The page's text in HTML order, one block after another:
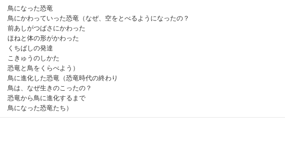
鳥になった恐竜
鳥にかわっていった恐竜（なぜ、空をとべるようになったの？
前あしがつばさにかわった
ほねと体の形がかわった
くちばしの発達
こきゅうのしかた
恐竜と鳥をくらべよう）
鳥に進化した恐竜（恐竜時代の終わり
鳥は、なぜ生きのこったの？
恐竜から鳥に進化するまで
鳥になった恐竜たち）